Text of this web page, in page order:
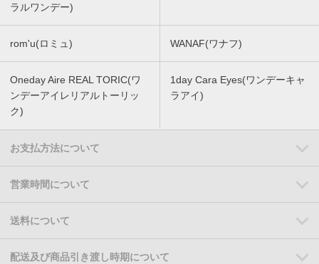
ラルワンデー)
rom'u(ロミュ) WANAF(ワナフ)
Oneday Aire REAL TORIC(ワ
ンデーアイレリアルトーリッ
ク)
1day Cara Eyes(ワンデーキャ
ラアイ)
お支払方法について
営業時間について
送料について
配送及び商品引き渡し時期について